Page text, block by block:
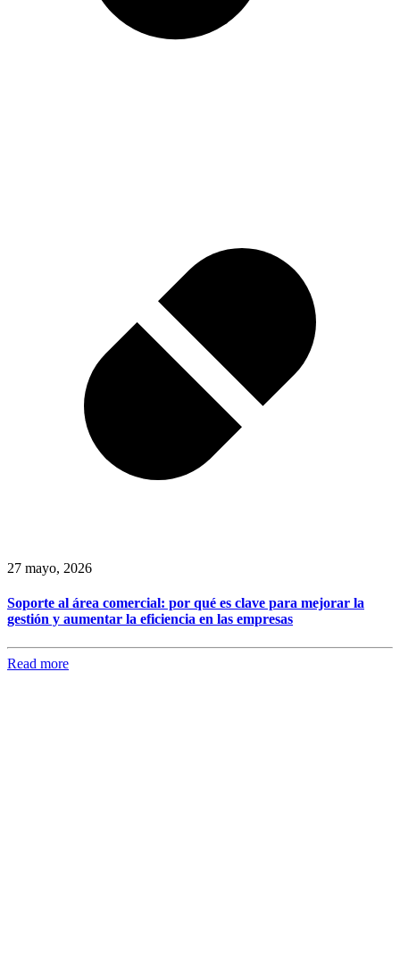
27 mayo, 2026
Soporte al área comercial: por qué es clave para mejorar la
gestión y aumentar la eficiencia en las empresas
Read more